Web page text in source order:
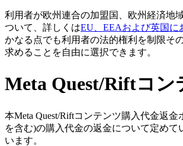
利用者が欧州連合の加盟国、欧州経済地
ついて、詳しくはEU、EEAおよび英国に
かなる点でも利用者の法的権利を制限そ
求めることを自由に選択できます。
Meta Quest/Riftコ
本Meta Quest/Riftコンテンツ購入代金返
を含む)の購入代金の返金について定めて
います。